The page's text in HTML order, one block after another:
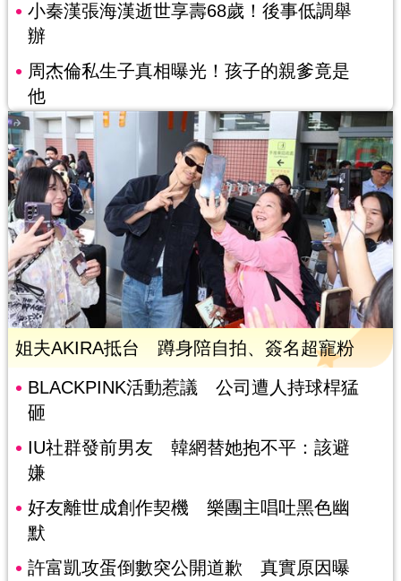
小秦漢張海漢逝世享壽68歲！後事低調舉
辦
周杰倫私生子真相曝光！孩子的親爹竟是
他
姐夫AKIRA抵台 蹲身陪自拍、簽名超寵粉
BLACKPINK活動惹議 公司遭人持球桿猛
砸
IU社群發前男友 韓網替她抱不平：該避
嫌
好友離世成創作契機 樂團主唱吐黑色幽
默
許富凱攻蛋倒數突公開道歉 真實原因曝